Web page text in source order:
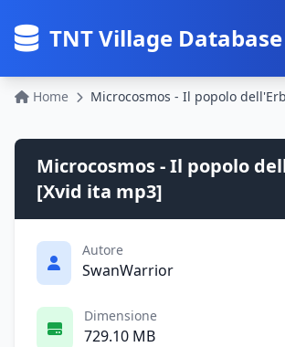
TNT Village Database
Home Microcosmos - Il popolo
Microcosmos - Il popolo
[Xvid ita mp3]
Autore
SwanWarrior
Dimensione
729.10 MB